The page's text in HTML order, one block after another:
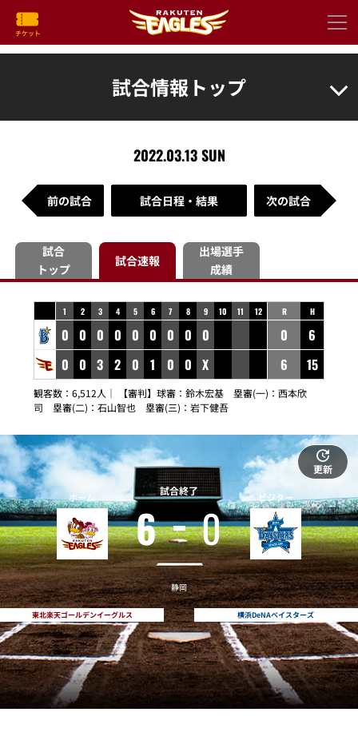
試合情報トップ
2022.03.13 SUN
前の試合 試合日程・結果 次の試合
試合
トップ
試合速報
出場選手
成績
1 2 3 4 5 6 7 8 9 10 11 12
0 0 0 0 0 0 0 0 0
0 0 3 2 0 1 0 0 X
R H
0
6
6
15
観客数：6,512人｜ 【審判】球審：鈴木宏基 塁審(一)：西本欣
司 塁審(二)：石山智也 塁審(三)：岩下健吾
更新
ホーム
東北楽天ゴールデンイーグルス
試合終了
6 0
静岡
ビジター
横浜DeNAベイスターズ